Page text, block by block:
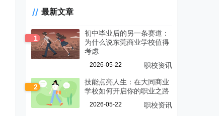
最新文章
1
初中毕业后的另一条赛道：
为什么说东莞商业学校值得
考虑
2026-05-22 职校资讯
2
技能点亮人生：在大同商业
学校如何开启你的职业之路
2026-05-22 职校资讯